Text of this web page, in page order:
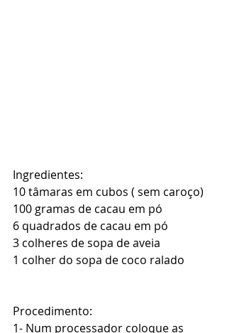
Ingredientes:
10 tâmaras em cubos ( sem caroço)
100 gramas de cacau em pó
6 quadrados de cacau em pó
3 colheres de sopa de aveia
1 colher do sopa de coco ralado
Procedimento:
1- Num processador coloque as